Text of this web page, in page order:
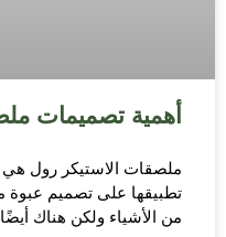
أهمية تصميمات
ملصقات الاستيكر رول
تطبيقها على تصميم عبوة
من الأشياء ولكن هناك